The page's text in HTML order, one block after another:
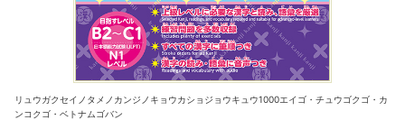
リュウガクセイノタメノカンジノキョウカショジョウキュウ1000エイゴ・チュウゴクゴ・カ
ンコクゴ・ベトナムゴバン